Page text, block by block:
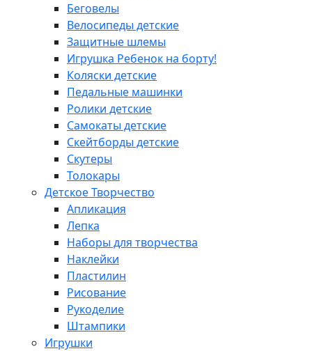
Беговелы
Велосипеды детские
Защитные шлемы
Игрушка Ребенок на борту!
Коляски детские
Педальные машинки
Ролики детские
Самокаты детские
Скейтборды детские
Скутеры
Толокары
Детское Творчество
Апликация
Лепка
Наборы для творчества
Наклейки
Пластилин
Рисование
Рукоделие
Штампики
Игрушки